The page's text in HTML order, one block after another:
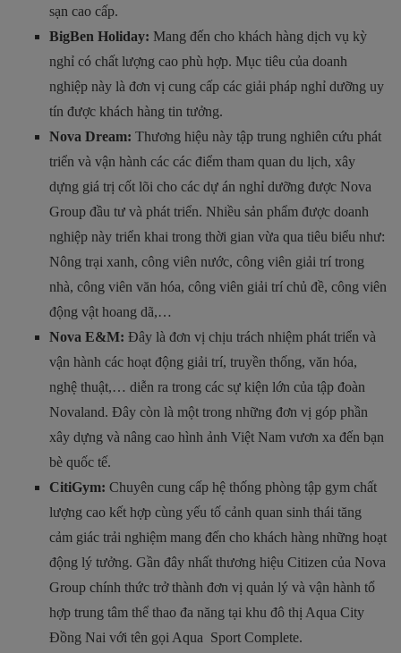
sạn cao cấp.
BigBen Holiday: Mang đến cho khách hàng dịch vụ kỳ
nghỉ có chất lượng cao phù hợp. Mục tiêu của doanh
nghiệp này là đơn vị cung cấp các giải pháp nghỉ dưỡng uy
tín được khách hàng tin tưởng.
Nova Dream: Thương hiệu này tập trung nghiên cứu phát
triển và vận hành các các điểm tham quan du lịch, xây
dựng giá trị cốt lõi cho các dự án nghỉ dưỡng được Nova
Group đầu tư và phát triển. Nhiều sản phẩm được doanh
nghiệp này triển khai trong thời gian vừa qua tiêu biểu như:
Nông trại xanh, công viên nước, công viên giải trí trong
nhà, công viên văn hóa, công viên giải trí chủ đề, công viên
động vật hoang dã,…
Nova E&M: Đây là đơn vị chịu trách nhiệm phát triển và
vận hành các hoạt động giải trí, truyền thống, văn hóa,
nghệ thuật,… diễn ra trong các sự kiện lớn của tập đoàn
Novaland. Đây còn là một trong những đơn vị góp phần
xây dựng và nâng cao hình ảnh Việt Nam vươn xa đến bạn
bè quốc tế.
CitiGym: Chuyên cung cấp hệ thống phòng tập gym chất
lượng cao kết hợp cùng yếu tố cảnh quan sinh thái tăng
cảm giác trải nghiệm mang đến cho khách hàng những hoạt
động lý tưởng. Gần đây nhất thương hiệu Citizen của Nova
Group chính thức trở thành đơn vị quản lý và vận hành tổ
hợp trung tâm thể thao đa năng tại khu đô thị Aqua City
Đồng Nai với tên gọi Aqua Sport Complete.